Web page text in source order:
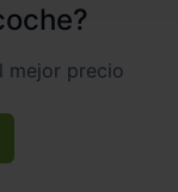
mejor precio